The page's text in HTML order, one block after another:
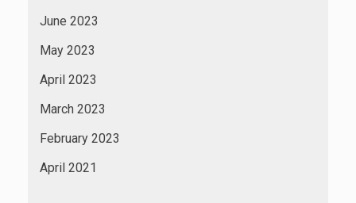
June 2023
May 2023
April 2023
March 2023
February 2023
April 2021